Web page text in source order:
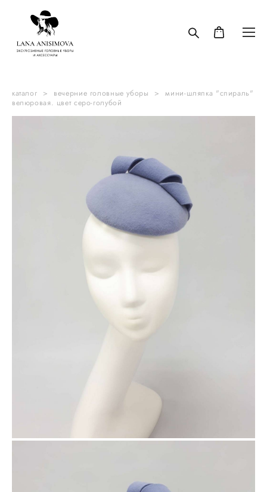
каталог > вечерние головные уборы >
мини-шляпка "спираль"
велюровая. цвет серо-голубой